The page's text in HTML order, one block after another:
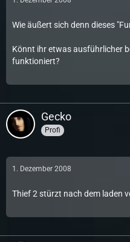
Wie äußert sich denn dieses
Könnt ihr etwas ausführlicher
funktioniert?
Gecko
Profi
1. Dezember 2008
Thief 2 stürzt nach dem laden